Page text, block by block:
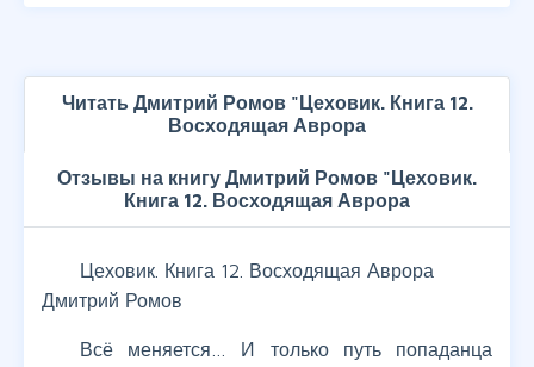
Читать Дмитрий Ромов "Цеховик. Книга 12.
Восходящая Аврора
Отзывы на книгу Дмитрий Ромов "Цеховик.
Книга 12. Восходящая Аврора
Цеховик. Книга 12. Восходящая Аврора
Дмитрий Ромов
Всё меняется… И только путь попаданца